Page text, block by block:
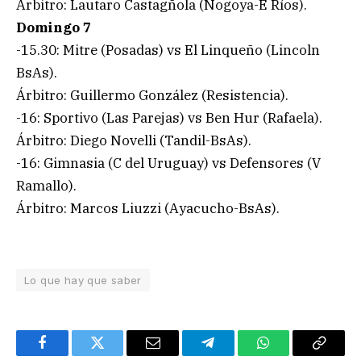
Árbitro: Lautaro Castagñola (Nogoya-E Ríos).
Domingo 7
-15.30: Mitre (Posadas) vs El Linqueño (Lincoln
BsAs).
Árbitro: Guillermo González (Resistencia).
-16: Sportivo (Las Parejas) vs Ben Hur (Rafaela).
Árbitro: Diego Novelli (Tandil-BsAs).
-16: Gimnasia (C del Uruguay) vs Defensores (V
Ramallo).
Árbitro: Marcos Liuzzi (Ayacucho-BsAs).
Lo que hay que saber